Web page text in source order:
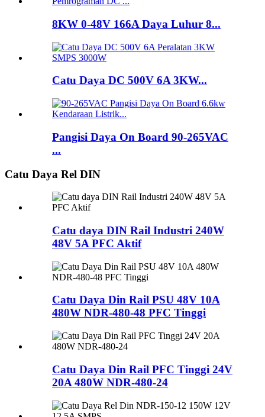
8KW 0-48V 166A Daya Luhur 8...
Catu Daya DC 500V 6A 3KW...
Pangisi Daya On Board 90-265VAC
...
Catu Daya Rel DIN
Catu daya DIN Rail Industri 240W
48V 5A PFC Aktif
Catu Daya Din Rail PSU 48V 10A
480W NDR-480-48 PFC Tinggi
Catu Daya Din Rail PFC Tinggi 24V
20A 480W NDR-480-24